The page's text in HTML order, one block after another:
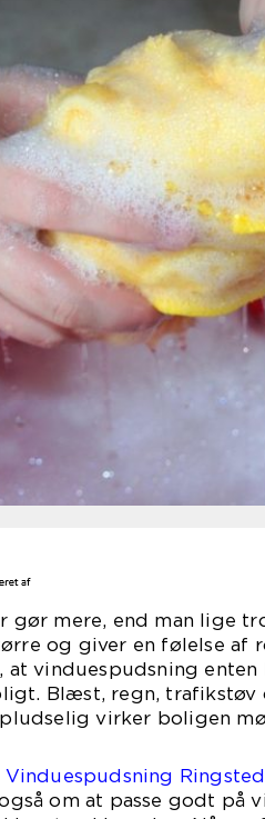
gør mere, end man lige
og giver en følelse af
at vinduespudsning
Blæst, regn,
virker boligen
Vinduespudsning
om at passe godt på